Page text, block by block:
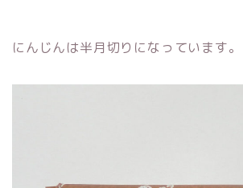
にんじんは半月切りになっています。